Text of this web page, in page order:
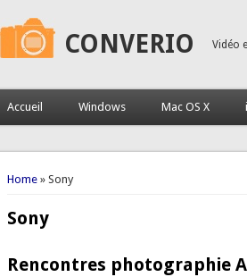
CONVERIO Vidéo
Accueil Windows Mac OS X
You are here
Home» Sony
Sony
Rencontres photographie